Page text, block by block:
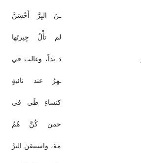
ـنَ البِرَّ أَحْسَنَّ
لم تأْلُ جِيرتَها
د يداً، وغالت في
ـهرُ عند نائبةٍ
كنساءِ طَي في
حمن كُنَّ هُمُ
مةَ، واستبقن البرَّ